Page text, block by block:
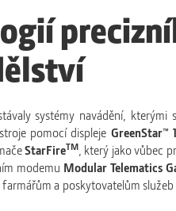
systémy navádění, kterými
pomocí displeje GreenStar™ 1
StarFireTM, který jako vůbec
modemu Modular Telematics
a poskytovatelům